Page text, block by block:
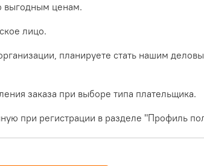
выгодным ценам.
лицо.
планируете стать нашим
заказа при выборе типа плательщика.
при регистрации в разделе "Профиль